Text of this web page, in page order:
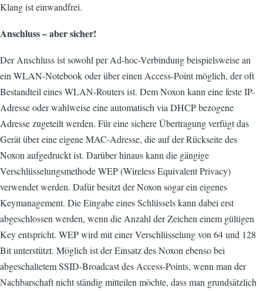
Klang ist einwandfrei.
Anschluss – aber sicher!
Der Anschluss ist sowohl per Ad-hoc-Verbindung beispielsweise an
ein WLAN-Notebook oder über einen Access-Point möglich, der oft
Bestandteil eines WLAN-Routers ist. Dem Noxon kann eine feste IP-
Adresse oder wahlweise eine automatisch via DHCP bezogene
Adresse zugeteilt werden. Für eine sichere Übertragung verfügt das
Gerät über eine eigene MAC-Adresse, die auf der Rückseite des
Noxon aufgedruckt ist. Darüber hinaus kann die gängige
Verschlüsselungsmethode WEP (Wireless Equivalent Privacy)
verwendet werden. Dafür besitzt der Noxon sogar ein eigenes
Keymanagement. Die Eingabe eines Schlüssels kann dabei erst
abgeschlossen werden, wenn die Anzahl der Zeichen einem gültigen
Key entspricht. WEP wird mit einer Verschlüsselung von 64 und 128
Bit unterstützt. Möglich ist der Einsatz des Noxon ebenso bei
abgeschaltetem SSID-Broadcast des Access-Points, wenn man der
Nachbarschaft nicht ständig mitteilen möchte, dass man grundsätzlich